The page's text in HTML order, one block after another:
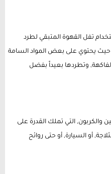
تفل القهوة المتبقي لطرد
يحتوي على بعض المواد السامة
وتطردها بعيداً بفضل
والكربون, التي تملك القدرة على
أو السيارة, أو حتى روائح